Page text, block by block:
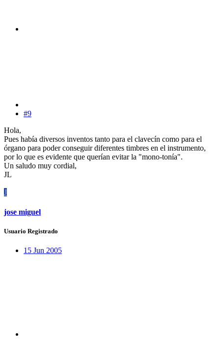
#9
Hola,
Pues había diversos inventos tanto para el clavecín como para el
órgano para poder conseguir diferentes timbres en el instrumento,
por lo que es evidente que querían evitar la "mono-tonía".
Un saludo muy cordial,
JL
J
jose miguel
Usuario Registrado
15 Jun 2005